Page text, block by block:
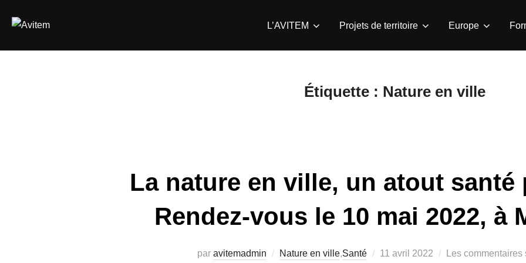
L’AVITEM Projets de territoire Europe
Étiquette : Nature en ville
La nature en ville, un atout santé
Rendez-vous le 10 mai 2022, à
par avitemadmin Nature en ville,Santé
Publié
11 avril 2022 Les